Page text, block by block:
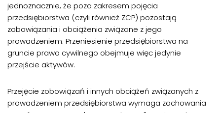
jednoznacznie, że poza zakresem pojęcia
przedsiębiorstwa (czyli również ZCP) pozostają
zobowiązania i obciążenia związane z jego
prowadzeniem. Przeniesienie przedsiębiorstwa na
gruncie prawa cywilnego obejmuje więc jedynie
przejście aktywów.
Przejęcie zobowiązań i innych obciążeń związanych z
prowadzeniem przedsiębiorstwa wymaga zachowania